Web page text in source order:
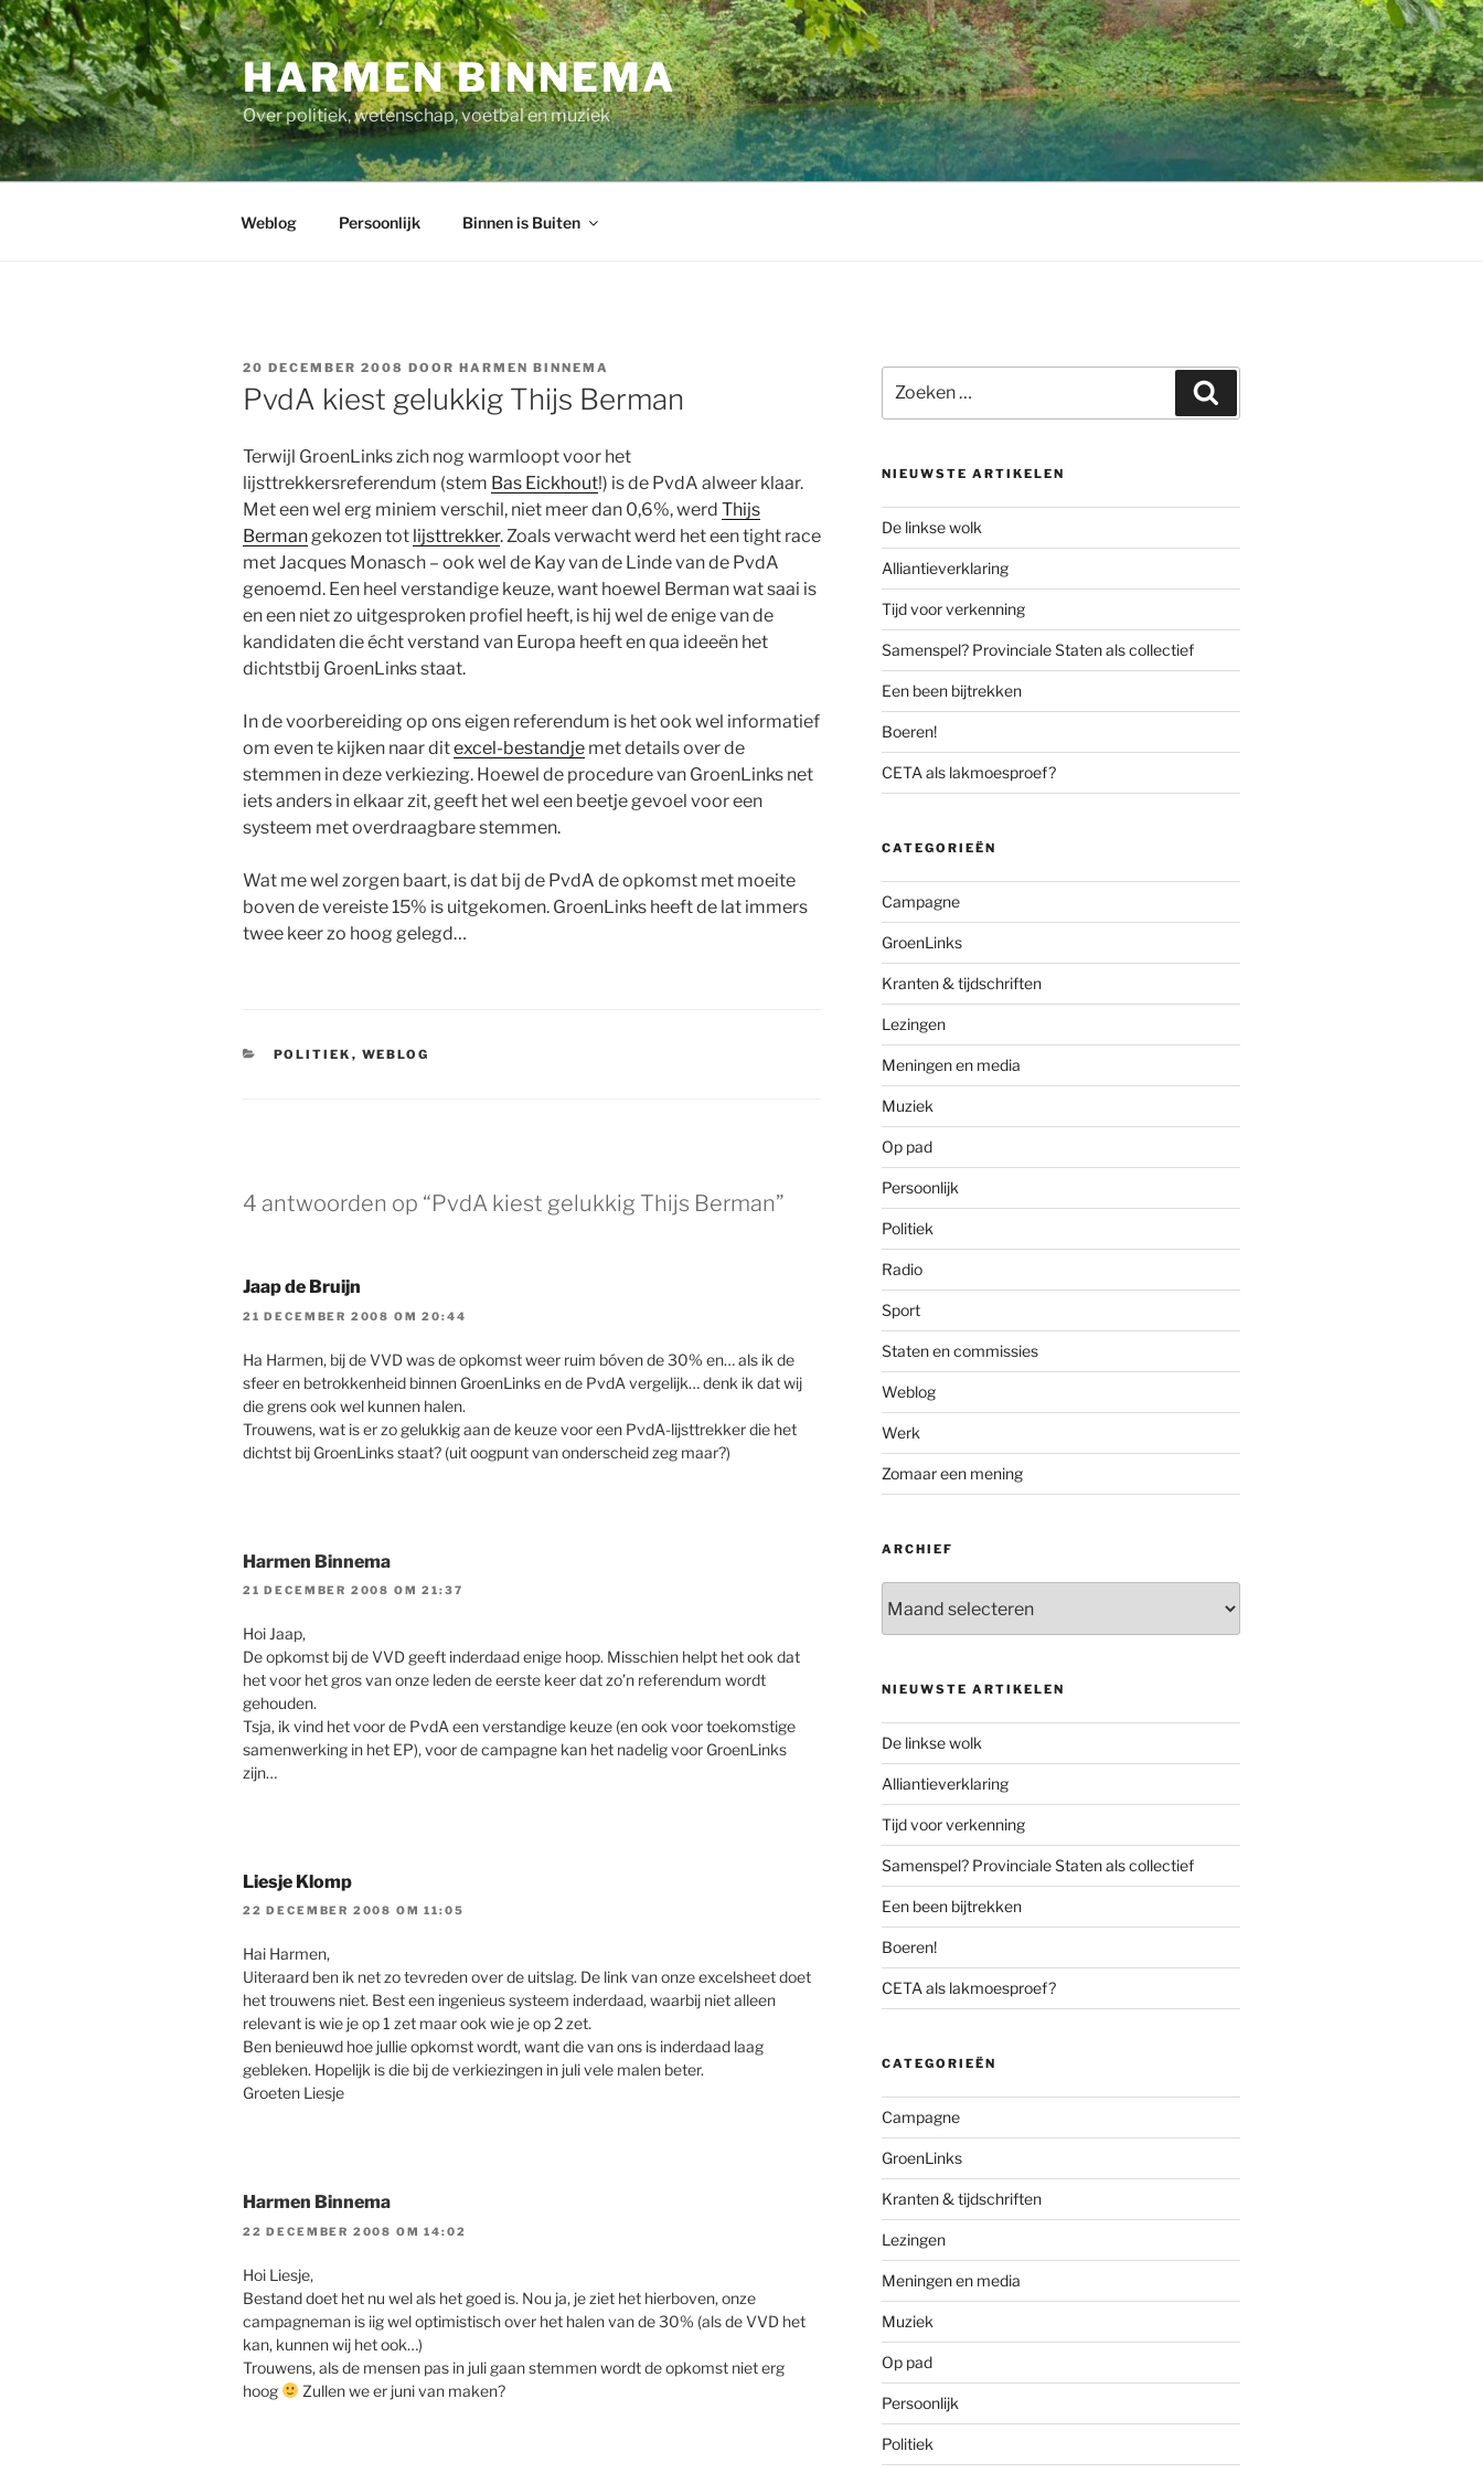
Ga
naar
de
inhoud
HARMEN BINNEMA
Over politiek, wetenschap, voetbal en muziek
Weblog Persoonlijk Binnen is Buiten
GEPLAATST
OP
20 DECEMBER 2008 DOOR HARMEN BINNEMA
PvdA kiest gelukkig Thijs Berman
Terwijl GroenLinks zich nog warmloopt voor het
lijsttrekkersreferendum (stem Bas Eickhout!) is de PvdA alweer klaar.
Met een wel erg miniem verschil, niet meer dan 0,6%, werd Thijs
Bermangekozen tot lijsttrekker. Zoals verwacht werd het een tight race
met Jacques Monasch – ook wel de Kay van de Linde van de PvdA
genoemd. Een heel verstandige keuze, want hoewel Berman wat saai is
en een niet zo uitgesproken profiel heeft, is hij wel de enige van de
kandidaten die écht verstand van Europa heeft en qua ideeën het
dichtstbij GroenLinks staat.
In de voorbereiding op ons eigen referendum is het ook wel informatief
om even te kijken naar ditexcel-bestandje met details over de
stemmen in deze verkiezing. Hoewel de procedure van GroenLinks net
iets anders in elkaar zit, geeft het wel een beetje gevoel voor een
systeem met overdraagbare stemmen.
Wat me wel zorgen baart, is dat bij de PvdA de opkomst met moeite
boven de vereiste 15% is uitgekomen. GroenLinks heeft de lat immers
twee keer zo hoog gelegd…
CATEGORIEËN
POLITIEK , WEBLOG
4 antwoorden op “PvdA kiest gelukkig Thijs Berman”
Jaap de Bruijn
21 DECEMBER 2008 OM 20:44
Ha Harmen, bij de VVD was de opkomst weer ruim bóven de 30% en… als ik de
sfeer en betrokkenheid binnen GroenLinks en de PvdA vergelijk… denk ik dat wij
die grens ook wel kunnen halen.
Trouwens, wat is er zo gelukkig aan de keuze voor een PvdA-lijsttrekker die het
dichtst bij GroenLinks staat? (uit oogpunt van onderscheid zeg maar?)
Harmen Binnema
21 DECEMBER 2008 OM 21:37
Hoi Jaap,
De opkomst bij de VVD geeft inderdaad enige hoop. Misschien helpt het ook dat
het voor het gros van onze leden de eerste keer dat zo’n referendum wordt
gehouden.
Tsja, ik vind het voor de PvdA een verstandige keuze (en ook voor toekomstige
samenwerking in het EP), voor de campagne kan het nadelig voor GroenLinks
zijn…
Liesje Klomp
22 DECEMBER 2008 OM 11:05
Hai Harmen,
Uiteraard ben ik net zo tevreden over de uitslag. De link van onze excelsheet doet
het trouwens niet. Best een ingenieus systeem inderdaad, waarbij niet alleen
relevant is wie je op 1 zet maar ook wie je op 2 zet.
Ben benieuwd hoe jullie opkomst wordt, want die van ons is inderdaad laag
gebleken. Hopelijk is die bij de verkiezingen in juli vele malen beter.
Groeten Liesje
Harmen Binnema
22 DECEMBER 2008 OM 14:02
Hoi Liesje,
Bestand doet het nu wel als het goed is. Nou ja, je ziet het hierboven, onze
campagneman is iig wel optimistisch over het halen van de 30% (als de VVD het
kan, kunnen wij het ook…)
Trouwens, als de mensen pas in juli gaan stemmen wordt de opkomst niet erg
hoog
Zullen we er juni van maken?
naar:
NIEUWSTE ARTIKELEN
De linkse wolk
Alliantieverklaring
Tijd voor verkenning
Samenspel? Provinciale Staten als collectief
Een been bijtrekken
Boeren!
CETA als lakmoesproef?
CATEGORIEËN
Campagne
GroenLinks
Kranten & tijdschriften
Lezingen
Meningen en media
Muziek
Op pad
Persoonlijk
Politiek
Radio
Sport
Staten en commissies
Weblog
Werk
Zomaar een mening
ARCHIEF
NIEUWSTE ARTIKELEN
De linkse wolk
Alliantieverklaring
Tijd voor verkenning
Samenspel? Provinciale Staten als collectief
Een been bijtrekken
Boeren!
CETA als lakmoesproef?
CATEGORIEËN
Campagne
GroenLinks
Kranten & tijdschriften
Lezingen
Meningen en media
Muziek
Op pad
Persoonlijk
Politiek